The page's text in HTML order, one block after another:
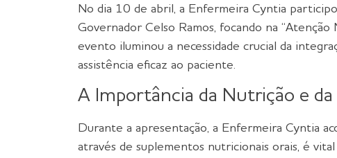
No dia 10 de abril, a Enfermeira Cyntia
Governador Celso Ramos, focando na
evento iluminou a necessidade crucial da
assistência eficaz ao paciente.
A Importância da Nutrição e
Durante a apresentação, a Enfermeira Cyntia
através de suplementos nutricionais orais, é